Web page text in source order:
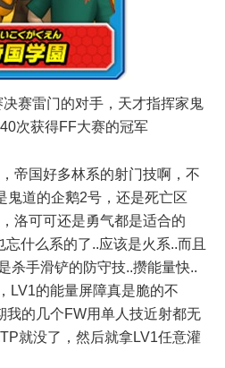
赛雷门的对手，天才指挥家鬼
次获得FF大赛的冠军
帝国好多林系的射门技啊，不
鬼道的企鹅2号，还是死亡区
洛可可还是勇气都是适合的
什么系的了..应该是火系..而且
杀手滑铲的防守技..攒能量快..
LV1的能量屏障真是脆的不
我的几个FW用单人技近射都无
就没了，然后就拿LV1任意灌